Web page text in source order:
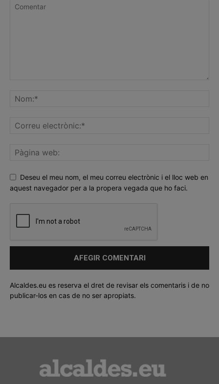
Deseu el meu nom, el meu correu electrònic i el lloc web en
aquest navegador per a la propera vegada que ho faci.
Alcaldes.eu es reserva el dret de revisar els comentaris i de no
publicar-los en cas de no ser apropiats.